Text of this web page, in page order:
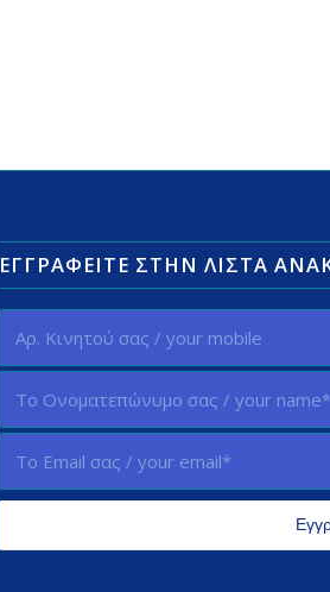
ΕΓΓΡΑΦΕΊΤΕ ΣΤΗΝ ΛΊΣΤΑ